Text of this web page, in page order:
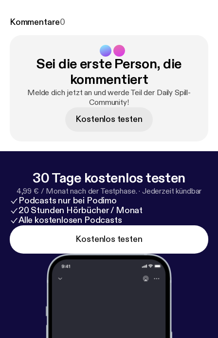
Kommentare0
Sei die erste Person, die
kommentiert
Melde dich jetzt an und werde Teil der Daily Spill-
Community!
Kostenlos testen
30 Tage kostenlos testen
4,99 € / Monat nach der Testphase. · Jederzeit kündbar
Podcasts nur bei Podimo
20 Stunden Hörbücher / Monat
Alle kostenlosen Podcasts
Kostenlos testen